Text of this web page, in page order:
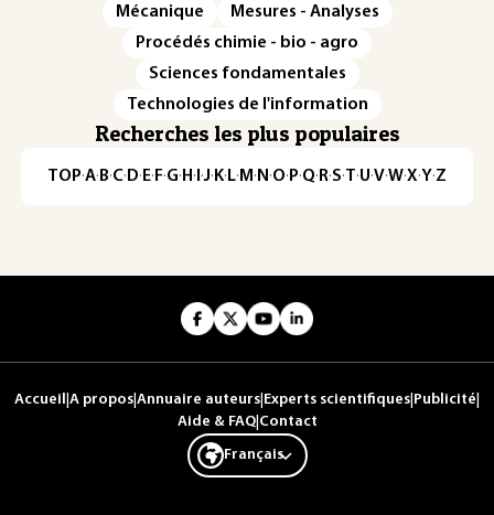
Mécanique
Mesures - Analyses
Procédés chimie - bio - agro
Sciences fondamentales
Technologies de l'information
Recherches les plus populaires
TOP·A·B·C· D· E· F·G· H · ·J· K· L· M · N ·O· P·Q· R·S·T·U·V·W·X·Y·Z
Accueil A propos Annuaire auteurs Experts scientifiques Publicité
Aide & FAQ| Contact
Français